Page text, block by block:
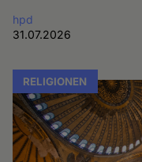
hpd
31.07.2026
RELIGIONEN